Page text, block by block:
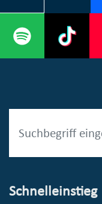
Schnelleinstieg